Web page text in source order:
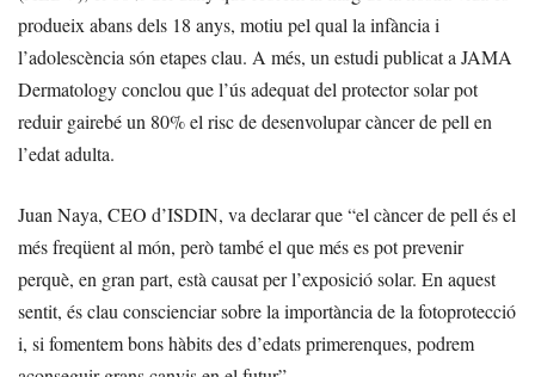
produeix abans dels 18 anys, motiu pel qual la infància i
l’adolescència són etapes clau. A més, un estudi publicat a JAMA
Dermatology conclou que l’ús adequat del protector solar pot
reduir gairebé un 80% el risc de desenvolupar càncer de pell en
l’edat adulta.
Juan Naya, CEO d’ISDIN, va declarar que “el càncer de pell és el
més freqüent al món, però també el que més es pot prevenir
perquè, en gran part, està causat per l’exposició solar. En aquest
sentit, és clau conscienciar sobre la importància de la fotoprotecció
i, si fomentem bons hàbits des d’edats primerenques, podrem